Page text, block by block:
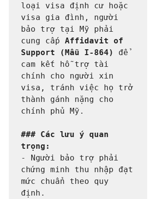
loại visa định cư hoặc
visa gia đình, người
bảo trợ tại Mỹ phải
cung cấp Affidavit of
Support (Mẫu I-864)
để
cam kết hỗ trợ tài
chính cho người xin
visa, tránh việc họ trở
thành gánh nặng cho
chính phủ Mỹ.
### Các lưu ý quan
trọng:
- Người bảo trợ phải
chứng minh thu nhập đạt
mức chuẩn theo quy
định.